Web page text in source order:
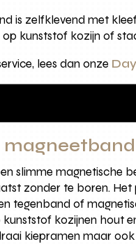
is zelfklevend met
kunststof kozijn of
lees dan onze
slimme magnetische
zonder te boren.
tegenband of
kozijnen hout
kiepramen maar